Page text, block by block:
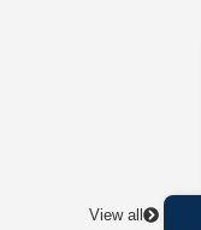
View all